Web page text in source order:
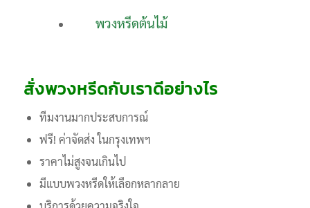
พวงหรีดต้นไม้
สั่งพวงหรีดกับเราดีอย่างไร
ทีมงานมากประสบการณ์
ฟรี! ค่าจัดส่ง ในกรุงเทพฯ
ราคาไม่สูงจนเกินไป
มีแบบพวงหรีดให้เลือกหลากลาย